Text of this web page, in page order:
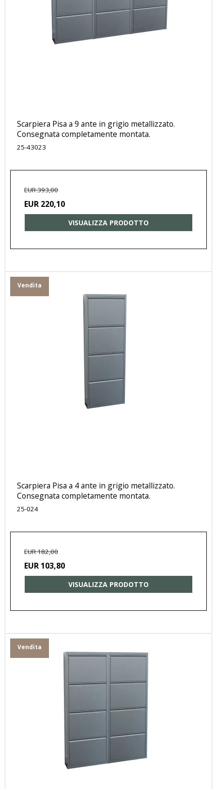
Scarpiera Pisa a 9 ante in grigio metallizzato.
Consegnata completamente montata.
25-43023
EUR 393,00
EUR 220,10
VISUALIZZA PRODOTTO
Vendita
Scarpiera Pisa a 4 ante in grigio metallizzato.
Consegnata completamente montata.
25-024
EUR 182,00
EUR 103,80
VISUALIZZA PRODOTTO
Vendita